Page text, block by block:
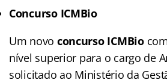
Concurso ICMBio
Um novo concurso ICMBio
nível superior para o cargo de
solicitado ao Ministério da